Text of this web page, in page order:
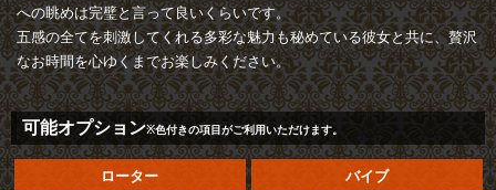
への眺めは完璧と言って良いくらいです。
五感の全てを刺激してくれる多彩な魅力も秘めている彼女と共に、贅沢
なお時間を心ゆくまでお楽しみください。
可能オプション※色付きの項目がご利用いただけます。
ローター
バイブ